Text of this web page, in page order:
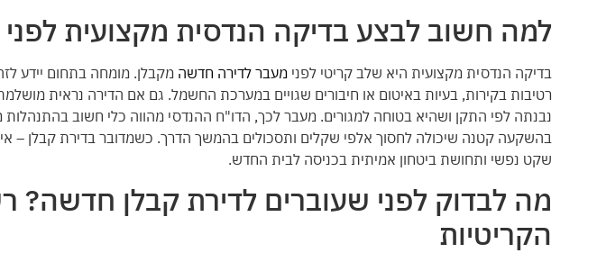
למה חשוב לבצע בדיקה הנדסית מקצועית
בדיקה הנדסית מקצועית היא שלב קריטי לפני מעבר לדירה חדשה מקבלן. מומחה בתחום יידע
רטיבות בקירות, בעיות באיטום או חיבורים שגויים במערכת החשמל. גם אם הדירה נראית
נבנתה לפי התקן ושהיא בטוחה למגורים. מעבר לכך, הדו"ח ההנדסי מהווה כלי חשוב
בהשקעה קטנה שיכולה לחסוך אלפי שקלים ותסכולים בהמשך הדרך. כשמדובר בדירת קבלן –
שקט נפשי ותחושת ביטחון אמיתית בכניסה לבית החדש.
מה לבדוק לפני שעוברים לדירת קבלן חדשה?
הקריטיות